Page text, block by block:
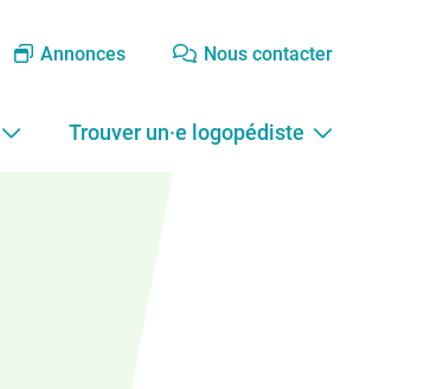
Annonces Nous contacter
Trouver un·e logopédiste